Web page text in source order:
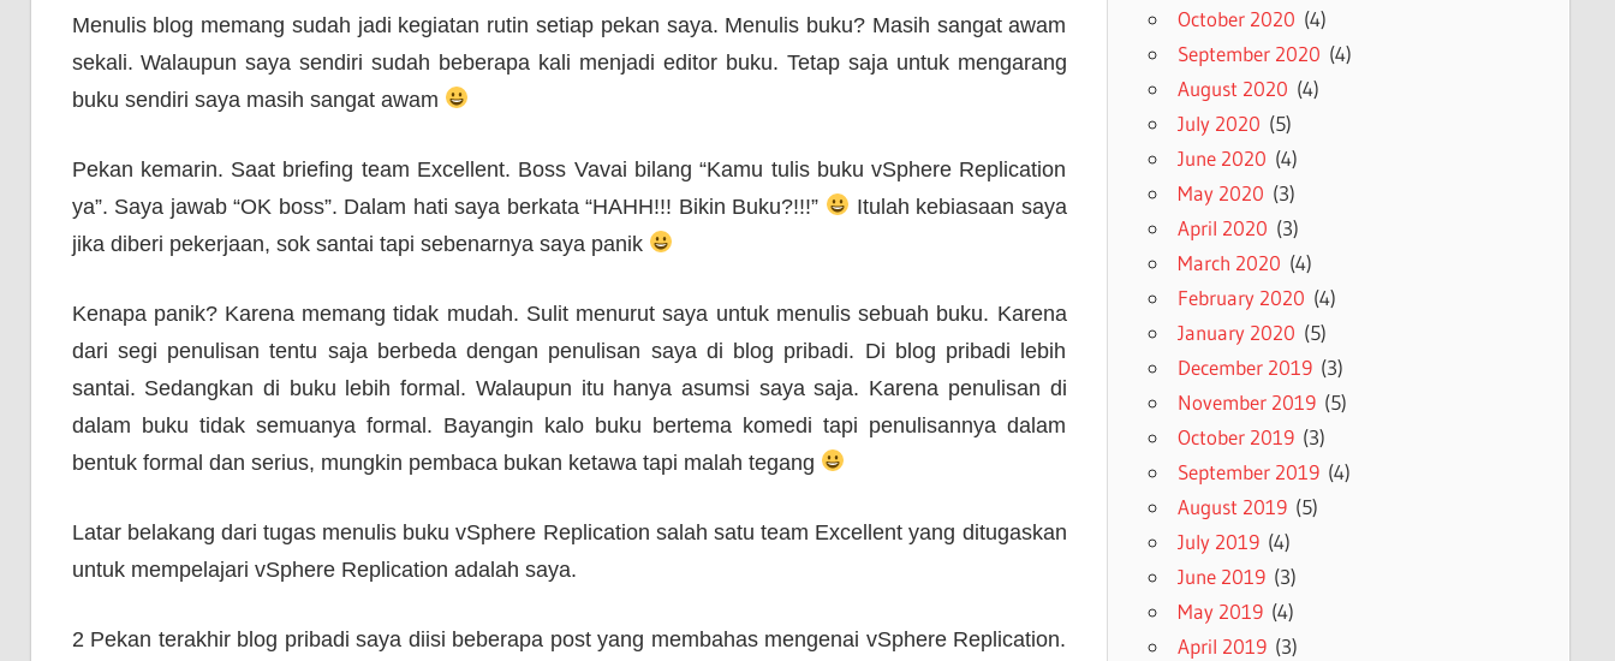
Menulis blog memang sudah jadi kegiatan rutin setiap pekan saya. Menulis buku? Masih sangat awam
sekali. Walaupun saya sendiri sudah beberapa kali menjadi editor buku. Tetap saja untuk mengarang
buku sendiri saya masih sangat awam
Pekan kemarin. Saat briefing team Excellent. Boss Vavai bilang “Kamu tulis buku vSphere Replication
ya”. Saya jawab “OK boss”. Dalam hati saya berkata “HAHH!!! Bikin Buku?!!!”
Itulah kebiasaan saya
jika diberi pekerjaan, sok santai tapi sebenarnya saya panik
Kenapa panik? Karena memang tidak mudah. Sulit menurut saya untuk menulis sebuah buku. Karena
dari segi penulisan tentu saja berbeda dengan penulisan saya di blog pribadi. Di blog pribadi lebih
santai. Sedangkan di buku lebih formal. Walaupun itu hanya asumsi saya saja. Karena penulisan di
dalam buku tidak semuanya formal. Bayangin kalo buku bertema komedi tapi penulisannya dalam
bentuk formal dan serius, mungkin pembaca bukan ketawa tapi malah tegang
Latar belakang dari tugas menulis buku vSphere Replication salah satu team Excellent yang ditugaskan
untuk mempelajari vSphere Replication adalah saya.
2 Pekan terakhir blog pribadi saya diisi beberapa post yang membahas mengenai vSphere Replication.
October 2020 (4)
September 2020 (4)
August 2020 (4)
July 2020 (5)
June 2020 (4)
May 2020 (3)
April 2020 (3)
March 2020 (4)
February 2020 (4)
January 2020 (5)
December 2019(3)
November 2019(5)
October 2019(3)
September 2019(4)
August 2019(5)
July 2019(4)
June 2019(3)
May 2019(4)
April 2019(3)